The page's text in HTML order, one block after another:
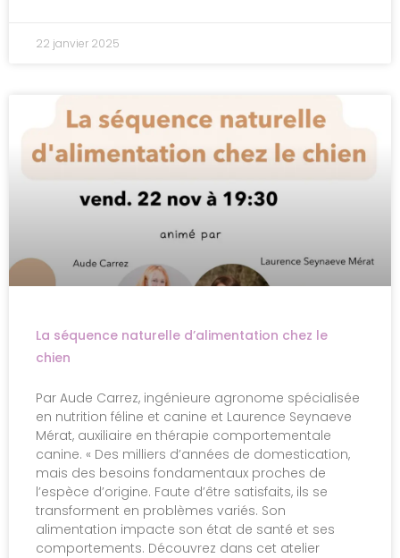
22 janvier 2025
La séquence naturelle d’alimentation chez le
chien
Par Aude Carrez, ingénieure agronome spécialisée
en nutrition féline et canine et Laurence Seynaeve
Mérat, auxiliaire en thérapie comportementale
canine​. « Des milliers d’années de domestication,
mais des besoins fondamentaux proches de
l’espèce d’origine. Faute d’être satisfaits, ils se
transforment en problèmes variés. Son
alimentation impacte son état de santé et ses
comportements. Découvrez dans cet atelier